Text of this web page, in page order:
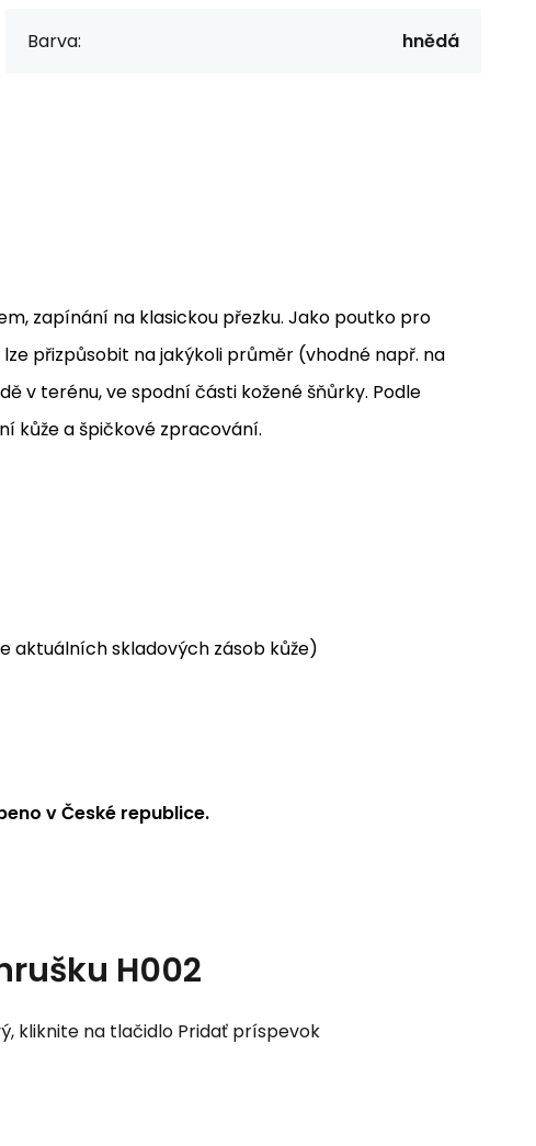
Barva: hnědá
zapínání na klasickou přezku. Jako poutko pro
přizpůsobit na jakýkoli průměr (vhodné např. na
v terénu, ve spodní části kožené šňůrky. Podle
kůže a špičkové zpracování.
aktuálních skladových zásob kůže)
v České republice.
H002
kliknite na tlačidlo Pridať príspevok